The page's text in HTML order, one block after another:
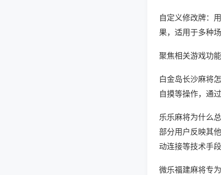
自定义修改牌：
果，适用于多种
聚焦相关游戏功
白金岛长沙麻将
自摸等操作，通
乐乐麻将为什么
部分用户反映其
动连接等技术手
微乐福建麻将专